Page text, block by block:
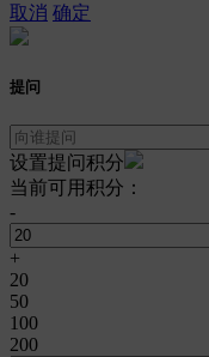
取消 确定
提问
设置提问积分
当前可用积分：
-
+
20
50
100
200